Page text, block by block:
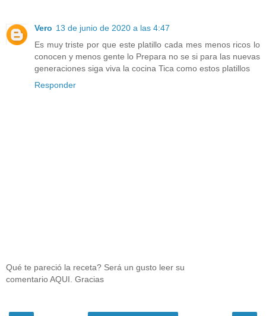
Vero 13 de junio de 2020 a las 4:47
Es muy triste por que este platillo cada mes menos ricos lo
conocen y menos gente lo Prepara no se si para las nuevas
generaciones siga viva la cocina Tica como estos platillos
Responder
Qué te pareció la receta? Será un gusto leer su
comentario AQUI. Gracias